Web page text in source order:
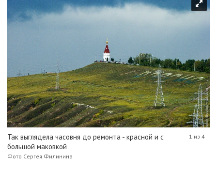
Так выглядела часовня до ремонта - красной и с
большой маковкой
Фото Сергея Филинина
1 из 4